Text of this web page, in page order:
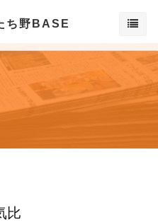
ち野BASE
比